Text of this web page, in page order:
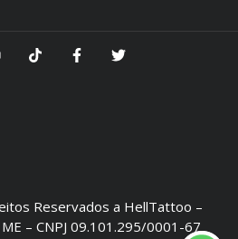
Reservados a HellTattoo –
– CNPJ 09.101.295/0001-67